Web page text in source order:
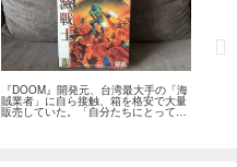
『DOOM』開発元、台湾最大手の「海
賊業者」に自ら接触、箱を格安で大量
販売していた。「自分たちにとっては
流通だった」